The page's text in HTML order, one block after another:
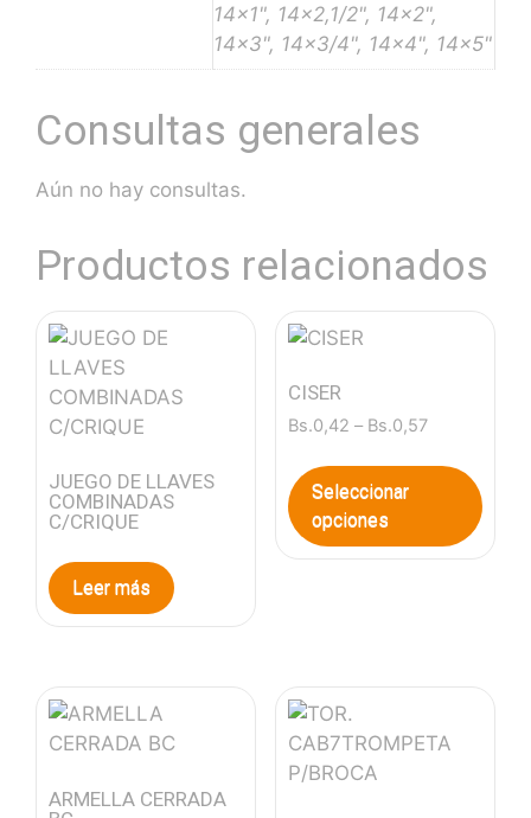
14×1", 14×2,1/2", 14×2",
14×3", 14×3/4", 14×4", 14×5"
Consultas generales
Aún no hay consultas.
Productos relacionados
JUEGO DE LLAVES
COMBINADAS
C/CRIQUE
Leer más
CISER
Bs.0,42 – Bs.0,57
Seleccionar
opciones
ARMELLA CERRADA